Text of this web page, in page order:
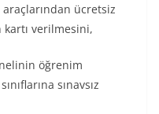
ücretsiz
kartı verilmesini,
öğrenim
sınavsız